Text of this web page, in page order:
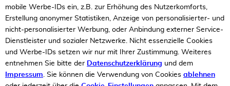
mobile Werbe-IDs ein, z.B. zur Erhöhung des Nutzerkomforts,
Erstellung anonymer Statistiken, Anzeige von personalisierter- und
nicht-personalisierter Werbung, oder Anbindung externer Service-
Dienstleister und sozialer Netzwerke. Nicht essenzielle Cookies
und Werbe-IDs setzen wir nur mit Ihrer Zustimmung. Weiteres
entnehmen Sie bitte der Datenschutzerklärung und dem
Impressum. Sie können die Verwendung von Cookies ablehnen